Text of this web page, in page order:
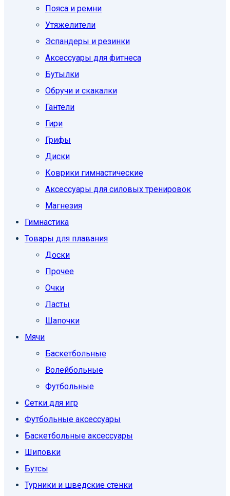
Пояса и ремни
Утяжелители
Эспандеры и резинки
Аксессуары для фитнеса
Бутылки
Обручи и скакалки
Гантели
Гири
Грифы
Диски
Коврики гимнастические
Аксессуары для силовых тренировок
Магнезия
Гимнастика
Товары для плавания
Доски
Прочее
Очки
Ласты
Шапочки
Мячи
Баскетбольные
Волейбольные
Футбольные
Сетки для игр
Футбольные аксессуары
Баскетбольные аксессуары
Шиповки
Бутсы
Турники и шведские стенки